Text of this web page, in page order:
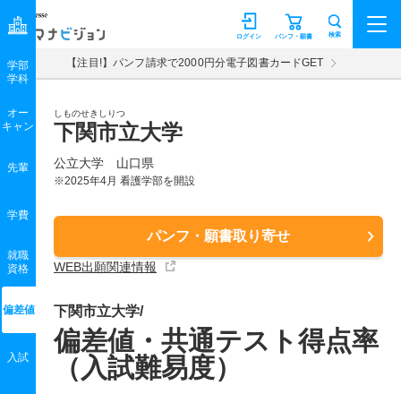
マナビジョン パンフ・願書
ログイン 検索
【注目!】パンフ請求で2000円分電子図書カードGET
しものせきしりつ
下関市立大学
公立大学 山口県
※2025年4月 看護学部を開設
パンフ・願書取り寄せ
WEB出願関連情報
学部
学科
オー
キャン
先輩
学費
就職
資格
偏差値
入試
下関市立大学/
偏差値・共通テスト得点率
（入試難易度）